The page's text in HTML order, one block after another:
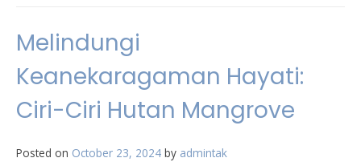
Melindungi
Keanekaragaman Hayati:
Ciri-Ciri Hutan Mangrove
Posted on October 23, 2024 by admintak